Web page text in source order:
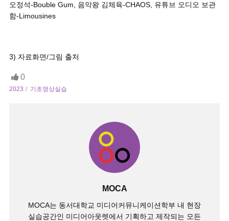
오정석-Bouble Gum, 음악왕 김체육-CHAOS, 유튜브 오디오 보관
함-Limousines
3) 자료화면/그림 출처
0
2023 기초영상실습
MOCA
MOCA는 동서대학교 미디어커뮤니케이션학부 내 현장
실습공간인 미디어아웃렛에서 기획하고 제작되는 모든